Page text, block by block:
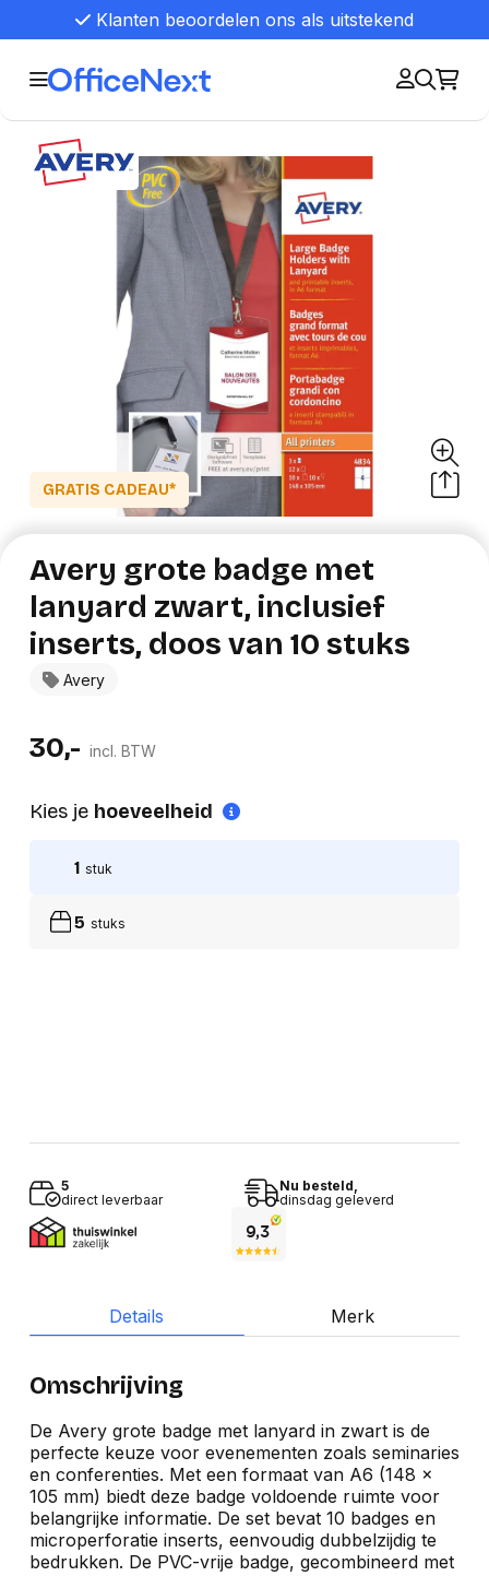
Klanten beoordelen ons als uitstekend
GRATIS CADEAU*
Avery
Avery grote badge met
lanyard zwart, inclusief
inserts, doos van 10 stuks
30,- incl. BTW
Kies je hoeveelheid
1 stuk
5 stuks
5
direct leverbaar
Nu besteld,
dinsdag geleverd
Details Merk
Omschrijving
De Avery grote badge met lanyard in zwart is de
perfecte keuze voor evenementen zoals seminaries
en conferenties. Met een formaat van A6 (148 x
105 mm) biedt deze badge voldoende ruimte voor
belangrijke informatie. De set bevat 10 badges en
microperforatie inserts, eenvoudig dubbelzijdig te
bedrukken. De PVC-vrije badge, gecombineerd met